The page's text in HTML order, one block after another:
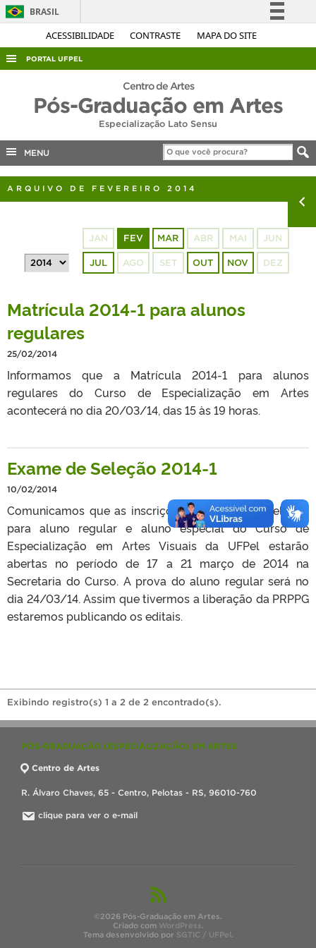
ACESSIBILIDADE CONTRASTE MAPA DO SITE
BRASIL
Simplifique!
Acesso à informação
Canais
PORTAL UFPEL
AUDITORIA
CONCURSOS
EDITAIS
INTERNACIONAL
TELEFONES
Centro de Artes
Pós-Graduação em Artes
Especialização Lato Sensu
MENU
ARQUIVO DE FEVEREIRO 2014
JAN FEV MAR ABR MAI JUN
JUL AGO SET OUT NOV DEZ
Matrícula 2014-1 para alunos
regulares
25/02/2014
Informamos que a Matrícula 2014-1 para alunos
regulares do Curso de Especialização em Artes
acontecerá no dia 20/03/14, das 15 às 19 horas.
Exame de Seleção 2014-1
10/02/2014
Comunicamos que as inscrições ao Exame de Seleção
para aluno regular e aluno especial do Curso de
Especialização em Artes Visuais da UFPel estarão
abertas no período de 17 a 21 março de 2014 na
Secretaria do Curso. A prova do aluno regular será no
dia 24/03/14. Assim que tivermos a liberação da PRPPG
estaremos publicando os editais.
Exibindo registro(s) 1 a 2 de 2 encontrado(s).
PÓS-GRADUAÇÃO (ESPECIALIZAÇÃO) EM ARTES
Centro de Artes
R. Álvaro Chaves, 65 - Centro, Pelotas - RS, 96010-760
clique para ver o e-mail
©2026 Pós-Graduação em Artes.
Criado com WordPress.
Tema desenvolvido por SGTIC / UFPel.